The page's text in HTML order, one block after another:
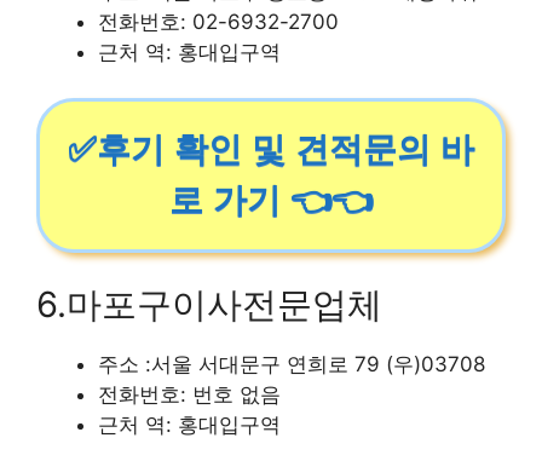
전화번호: 02-6932-2700
근처 역: 홍대입구역
✅후기 확인 및 견적문의 바
로 가기 👈👈
6.마포구이사전문업체
주소 :서울 서대문구 연희로 79 (우)03708
전화번호: 번호 없음
근처 역: 홍대입구역